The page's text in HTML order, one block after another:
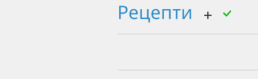
рецепти